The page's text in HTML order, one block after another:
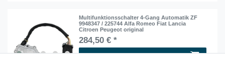
Multifunktionsschalter 4-Gang Automatik ZF
9948347 / 225744 Alfa Romeo Fiat Lancia
Citroen Peugeot original
284,50 € *
In den Warenkorb